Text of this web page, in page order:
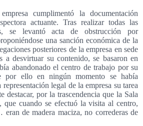
cumplimentó la documentación
actuante. Tras realizar todas las
se levantó acta de obstrucción por
una sanción económica de la
posteriores de la empresa en sede
a desvirtuar su contenido, se basaron en
abandonado el centro de trabajo por su
por ello en ningún momento se había
legal de la empresa su tarea
destacar, por la trascendencia que la Sala
que cuando se efectuó la visita al centro,
eran de madera maciza, no correderas de